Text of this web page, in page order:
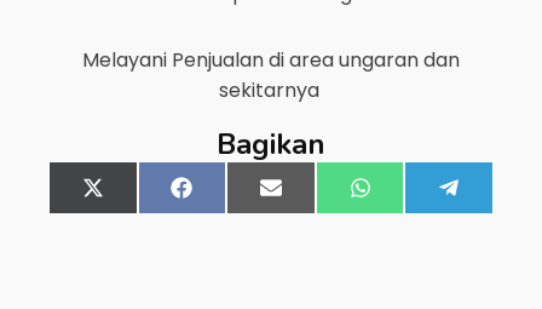
Melayani Penjualan di areaungarandan
sekitarnya
Bagikan
Share
on
X
(Twitter)
Share
on
FacebookShare
on
Email Share
on
WhatsApp
on